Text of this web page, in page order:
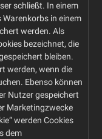
schließt. In einem
Warenkorbs in einem
werden. Als
bezeichnet, die
bleiben.
werden, wenn die
Ebenso können
Nutzer gespeichert
Marketingzwecke
werden Cookies
dem